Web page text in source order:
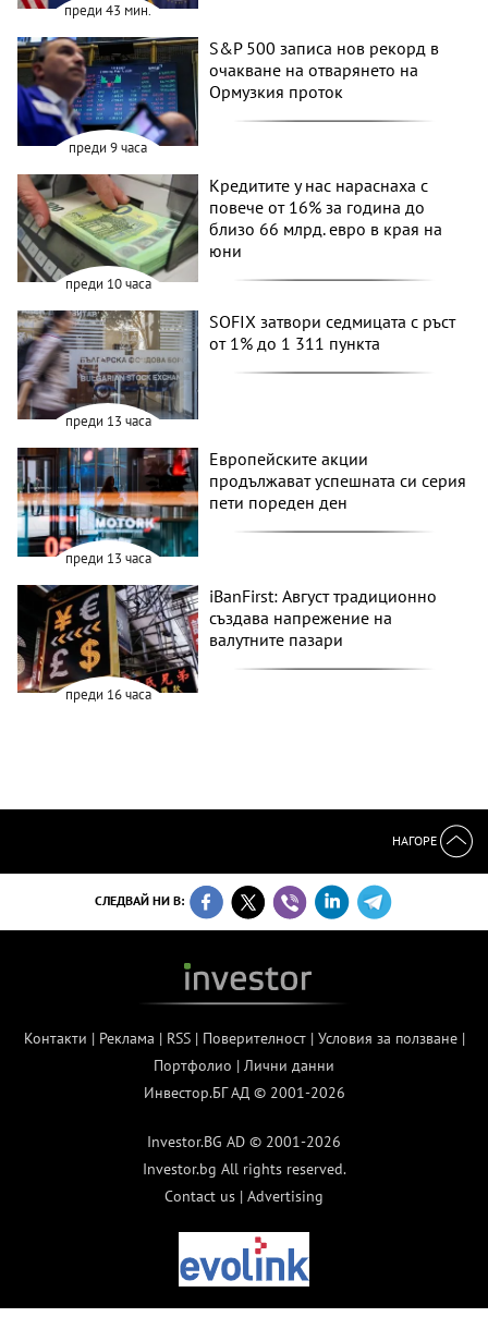
преди 43 мин.
преди 9 часа
S&P 500 записа нов рекорд в
очакване на отварянето на
Ормузкия проток
преди 10 часа
Кредитите у нас нараснаха с
повече от 16% за година до
близо 66 млрд. евро в края на
юни
преди 13 часа
SOFIX затвори седмицата с ръст
от 1% до 1 311 пункта
преди 13 часа
Европейските акции
продължават успешната си серия
пети пореден ден
преди 16 часа
iBanFirst: Август традиционно
създава напрежение на
валутните пазари
НАГОРЕ
СЛЕДВАЙ НИ В:
Контакти | Реклама | RSS| Поверителност| Условия за ползване|
Портфолио | Лични данни
Инвестор.БГ АД © 2001-2026
Investor.BG AD © 2001-2026
Investor.bg All rights reserved.
Contact us | Advertising